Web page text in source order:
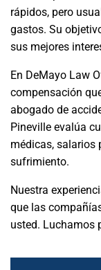
rápidos, pero
gastos. Su
sus mejores
En DeMayo Law
compensación
abogado de
Pineville evalúa
médicas, salarios
sufrimiento.
Nuestra
que las
usted. Luchamos